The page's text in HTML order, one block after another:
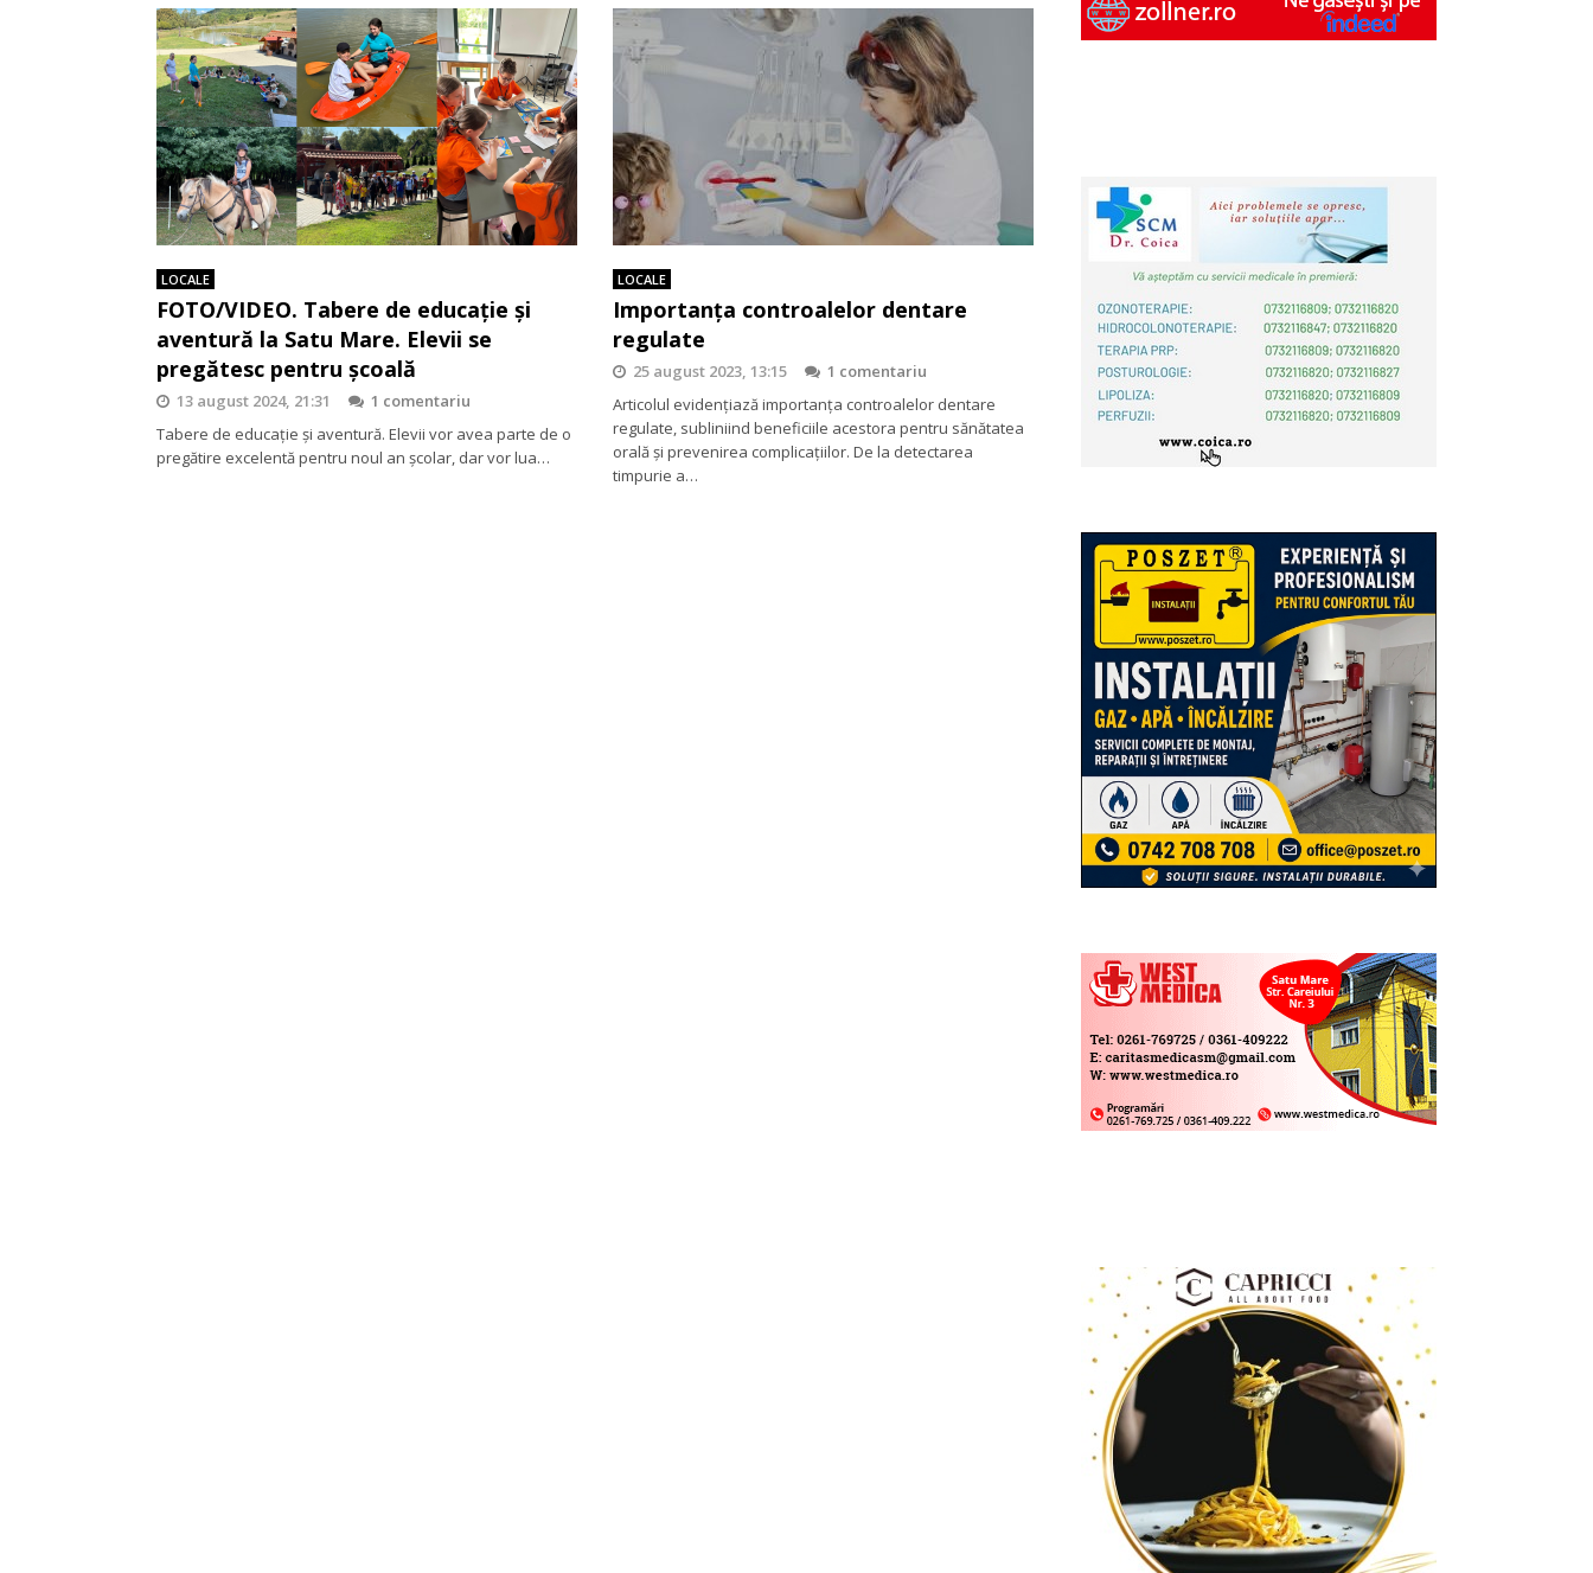
LOCALE
FOTO/VIDEO. Tabere de educație și
aventură la Satu Mare. Elevii se
pregătesc pentru școală
13 august 2024, 21:31
1 comentariu
Tabere de educație și aventură. Elevii vor avea parte de o
pregătire excelentă pentru noul an școlar, dar vor lua…
LOCALE
Importanța controalelor dentare
regulate
25 august 2023, 13:15
1 comentariu
Articolul evidențiază importanța controalelor dentare
regulate, subliniind beneficiile acestora pentru sănătatea
orală și prevenirea complicațiilor. De la detectarea
timpurie a…